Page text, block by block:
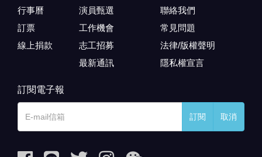
行事曆
訂票
線上捐款
演員甄選
工作機會
志工招募
最新通訊
聯絡我們
常見問題
法律/版權聲明
隱私權宣言
訂閱電子報
訂閱 取消